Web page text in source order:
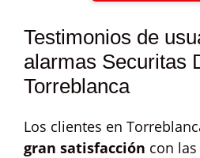
Testimonios de
alarmas Securitas
Torreblanca
Los clientes en
gran satisfacción con